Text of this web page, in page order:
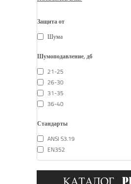
Защита от
Шума
Шумоподавление, дб
21-25
26-30
31-35
36-40
Стандарты
ANSI S3.19
EN352